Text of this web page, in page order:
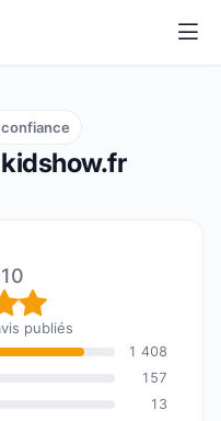
: 9,8 sur
publiés
1 408
157
13